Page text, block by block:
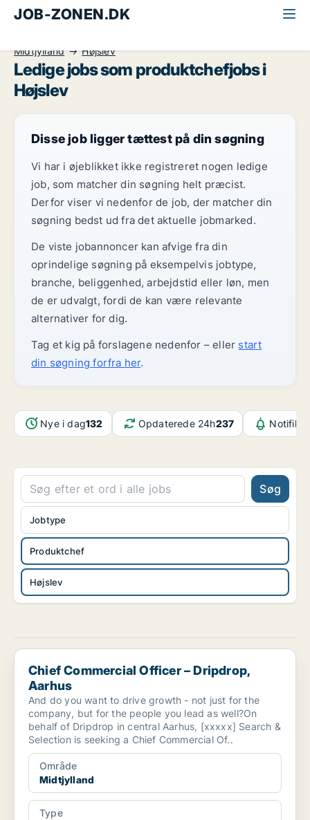
JOB-ZONEN.DK
Midtjylland
Højslev
Ledige jobs som produktchefjobs i
Højslev
Disse job ligger tættest på din søgning
Vi har i øjeblikket ikke registreret nogen ledige
job, som matcher din søgning helt præcist.
Derfor viser vi nedenfor de job, der matcher din
søgning bedst ud fra det aktuelle jobmarked.
De viste jobannoncer kan afvige fra din
oprindelige søgning på eksempelvis jobtype,
branche, beliggenhed, arbejdstid eller løn, men
de er udvalgt, fordi de kan være relevante
alternativer for dig.
Tag et kig på forslagene nedenfor – eller start
din søgning forfra her.
Nye i dag132 Opdaterede 24h237
Søg
Produktchef
Højslev
Jobtype
Chief Commercial Officer – Dripdrop, Aarhus
Chief Commercial Officer – Dripdrop,
Aarhus
And do you want to drive growth - not just for the
company, but for the people you lead as well?On
behalf of Dripdrop in central Aarhus, [xxxxx] Search &
Selection is seeking a Chief Commercial Of..
Område
Midtjylland
Type